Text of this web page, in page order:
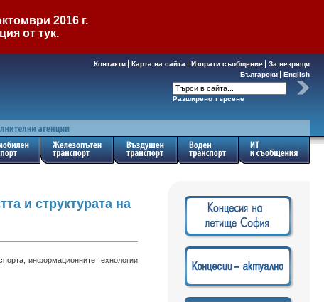
2016 г.
от тук.
Контакти Карта на сайта Изпрати съобщение
За незрящи
Български
English
Разширено търсене
и структурата на
информационните технологии